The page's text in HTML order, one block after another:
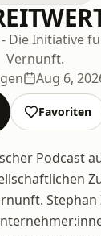
Die Initiative
Vernunft.
Aug 6,
Favoriten
Podcast